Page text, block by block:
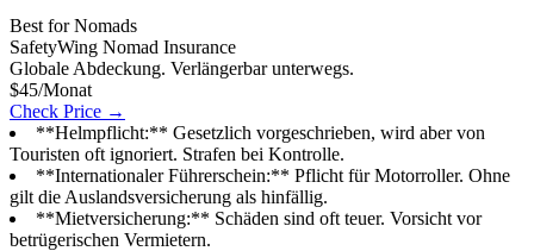
Best for Nomads
SafetyWing Nomad Insurance
Globale Abdeckung. Verlängerbar unterwegs.
$45/Monat
Check Price →
**Helmpflicht:** Gesetzlich vorgeschrieben, wird aber von
Touristen oft ignoriert. Strafen bei Kontrolle.
**Internationaler Führerschein:** Pflicht für Motorroller. Ohne
gilt die Auslandsversicherung als hinfällig.
**Mietversicherung:** Schäden sind oft teuer. Vorsicht vor
betrügerischen Vermietern.